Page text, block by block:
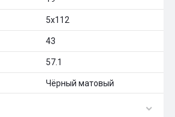
5x112
43
57.1
Чёрный матовый